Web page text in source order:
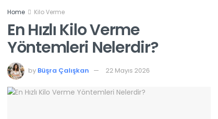
Home Kilo Verme
En Hızlı Kilo Verme
Yöntemleri Nelerdir?
by Büşra Çalışkan 22 Mayıs 2026